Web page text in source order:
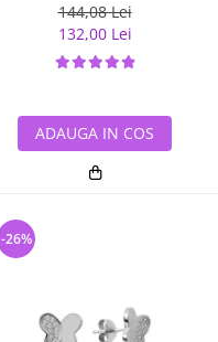
144,08 Lei
132,00 Lei
ADAUGA IN COS
-26%